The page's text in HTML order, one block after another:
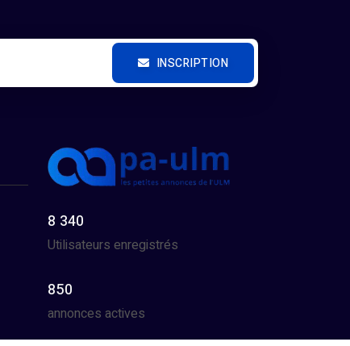
INSCRIPTION
8 340
Utilisateurs enregistrés
850
annonces actives